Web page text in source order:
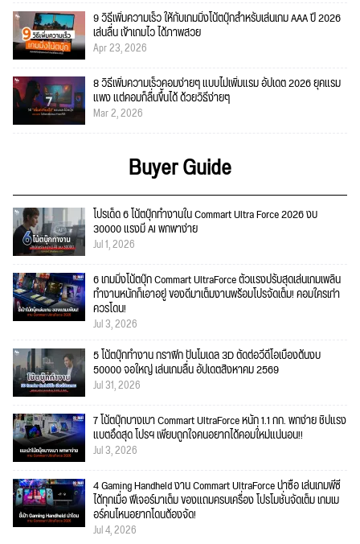
9 วิธีเพิ่มความเร็ว ให้กับเกมมิ่งโน้ตบุ๊กสำหรับเล่นเกม AAA ปี 2026
เล่นลื่น เข้าเกมไว ได้ภาพสวย
Apr 23, 2026
8 วิธีเพิ่มความเร็วคอมง่ายๆ แบบไม่เพิ่มแรม อัปเดต 2026 ยุคแรม
แพง แต่คอมก็ลื่นขึ้นได้ ด้วยวิธีง่ายๆ
Mar 2, 2026
Buyer Guide
โปรเด็ด 6 โน้ตบุ๊กทำงานใน Commart Ultra Force 2026 งบ
30000 แรงมี AI พกพาง่าย
Jul 1, 2026
6 เกมมิ่งโน้ตบุ๊ก Commart UltraForce ตัวแรงปรับสุดเล่นเกมเพลิน
ทำงานหนักก็เอาอยู่ ของดีมาเต็มงานพร้อมโปรจัดเต็ม! คอมใครเก่า
ควรโดน!
Jul 3, 2026
5 โน้ตบุ๊กทำงาน กราฟิก ปั้นโมเดล 3D ตัดต่อวีดีโอเบื้องต้นงบ
50000 จอใหญ่ เล่นเกมลื่น อัปเดตสิงหาคม 2569
Jul 31, 2026
7 โน้ตบุ๊กบางเบา Commart UltraForce หนัก 1.1 กก. พกง่าย ชิปแรง
แบตอึดสุด โปรฯ เพียบถูกใจคนอยากได้คอมใ่หม่แน่นอน!!
Jul 3, 2026
4 Gaming Handheld งาน Commart UltraForce น่าซื้อ เล่นเกมพีซี
ได้ทุกเมื่อ ฟีเจอร์มาเต็ม ของแถมครบเครื่อง โปรโมชั่นจัดเต็ม เกมเม
อร์คนไหนอยากโดนต้องจัด!
Jul 4, 2026